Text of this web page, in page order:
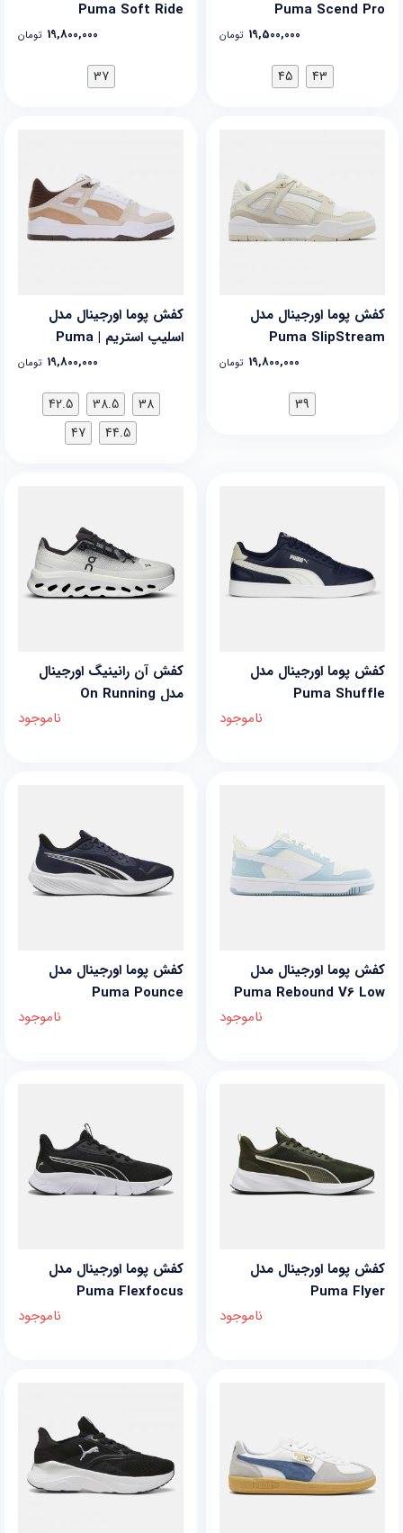
Puma Scend Pro
19,500,000 تومان
43
45
Puma Soft Ride
19,800,000 تومان
37
کفش پوما اورجینال مدل
Puma SlipStream
19,800,000 تومان
39
کفش پوما اورجینال مدل
اسلیپ استریم | Puma
SlipStream Cord
19,800,000 تومان
38
38.5
42.5
44.5
47
کفش پوما اورجینال مدل
Puma Shuffle
ناموجود
کفش آن رانینیگ اورجینال
مدل On Running
ناموجود
کفش پوما اورجینال مدل
Puma Rebound V6 Low
ناموجود
کفش پوما اورجینال مدل
Puma Pounce
ناموجود
کفش پوما اورجینال مدل
Puma Flyer
ناموجود
کفش پوما اورجینال مدل
Puma Flexfocus
ناموجود